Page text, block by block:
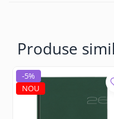
Produse
-5%
NOU